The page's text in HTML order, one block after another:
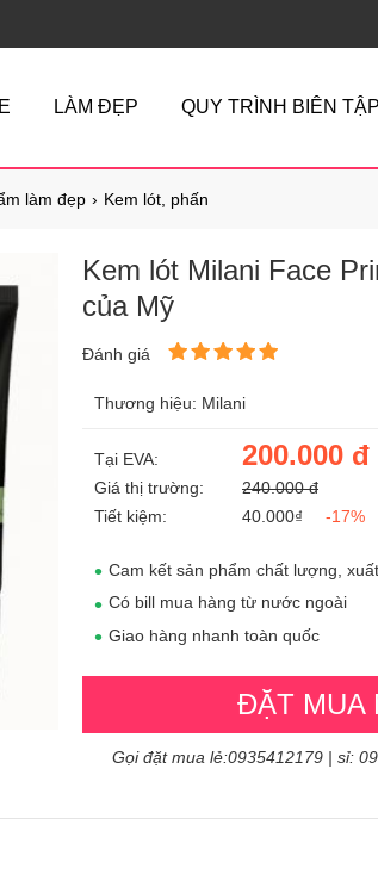
LÀM ĐẸP QUY TRÌNH BIÊN TẬP
làm đẹp Kem lót, phấn
Kem lót Milani Face
của Mỹ
Đánh giá
Thương hiệu: Milani
Tại EVA: 200.000 đ
Giá thị trường:
240.000 đ
Tiết kiệm:
40.000₫ -17%
Cam kết sản phẩm chất lượng,
Có bill mua hàng từ nước ngoài
Giao hàng nhanh toàn quốc
ĐẶT MUA
Gọi đặt mua lẻ:0935412179 | sỉ: